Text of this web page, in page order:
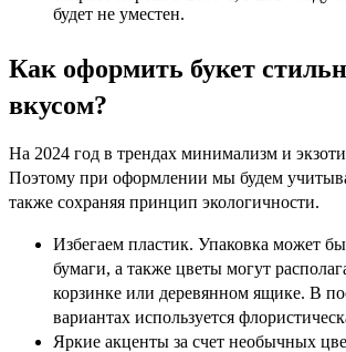
будет не уместен.
Как оформить букет
вкусом?
На 2024 год в трендах минимализм и
Поэтому при оформлении мы будем
также сохраняя принцип экологичности.
Избегаем пластик. Упаковка может
бумаги, а также цветы могут
корзинке или деревянном ящике. В
вариантах используется
Яркие акценты за счет необычных